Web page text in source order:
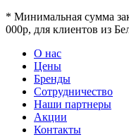
* Минимальная сумма
000р, для клиентов из
О нас
Цены
Бренды
Сотрудничество
Наши партнеры
Акции
Контакты